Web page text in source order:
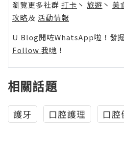
瀏覽更多社群 打卡 丶 旅遊 丶 美
攻略及 活動情報
U Blog開咗WhatsApp啦！發
Follow 我哋 ！
相關話題
護牙 口腔護理 口腔